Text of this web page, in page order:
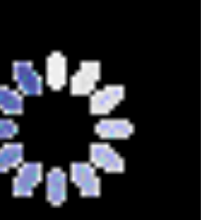
naturalmente pelo corpo que possui
e estimulantes de colágeno.